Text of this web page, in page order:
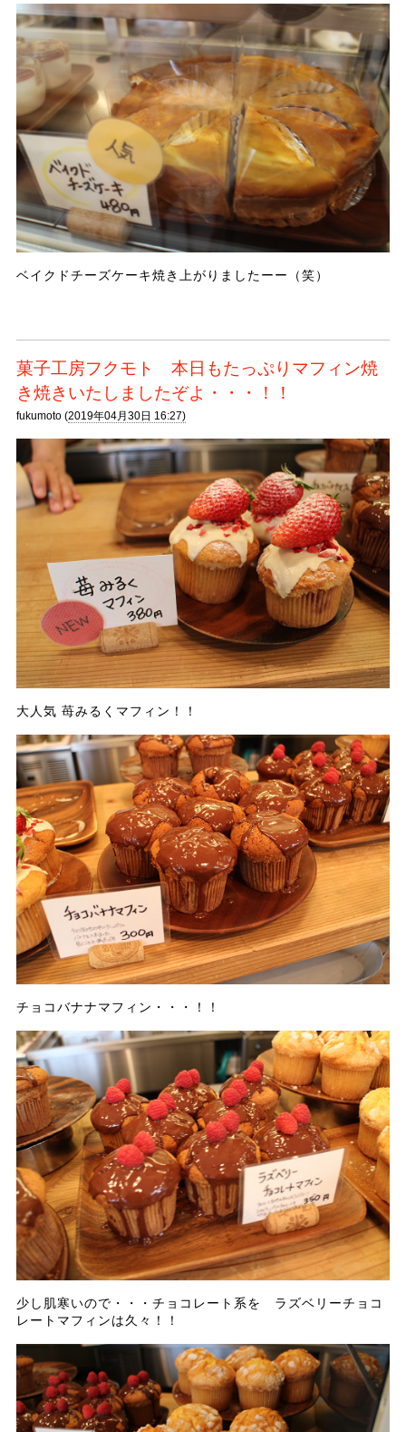
ベイクドチーズケーキ焼き上がりましたーー（笑）
菓子工房フクモト 本日もたっぷりマフィン焼
き焼きいたしましたぞよ・・・！！
fukumoto (2019年04月30日 16:27)
大人気 苺みるくマフィン！！
チョコバナナマフィン・・・！！
少し肌寒いので・・・チョコレート系を ラズベリーチョコ
レートマフィンは久々！！